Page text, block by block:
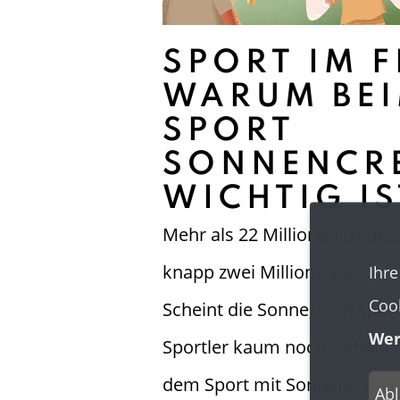
SPORT IM
WARUM
SPORT
WICHTIG
Mehr als 22 Millionen
knapp zwei Millionen
Scheint die Sonne, sind
Sportler kaum noch zu
dem Sport mit Sonnencreme